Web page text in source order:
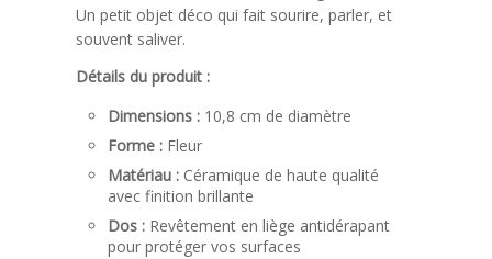
Un petit objet déco qui fait sourire, parler, et
souvent saliver.
Détails du produit :
Dimensions : 10,8 cm de diamètre
Forme : Fleur
Matériau : Céramique de haute qualité
avec finition brillante
Dos : Revêtement en liège antidérapant
pour protéger vos surfaces